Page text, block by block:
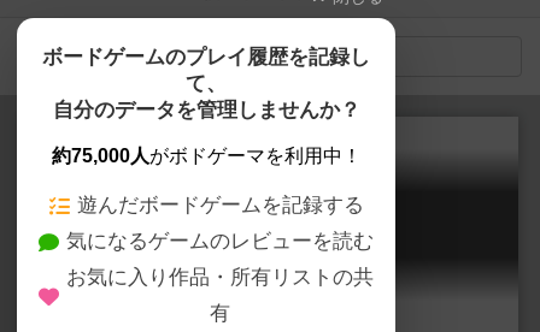
検索メニュー
ホーマスツアー
Um Reifenbreite
ボードゲームのプレイ履歴を記録し
て、
自分のデータを管理しませんか？
約75,000人がボドゲーマを利用中！
遊んだボードゲームを記録する
気になるゲームのレビューを読む
お気に入り作品・所有リストの共
有